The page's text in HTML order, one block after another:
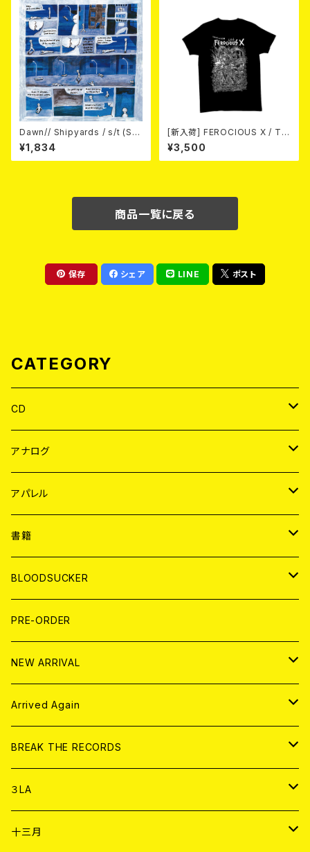
Dawn// Shipyards / s/t (Spl
it) LP＋CD
¥1,834
[新入荷] FEROCIOUS X / T S
HIRT
¥3,500
商品一覧に戻る
保存 シェア LINE ポスト
CATEGORY
CD
JAPAN
WORLD
アナログ
JAPAN
７EP
LP
WORLD
7EP
LP
アパレル
JAPAN
T-shirt
HOOD
WORLD
T-shirt
HOOD
書籍
MAGAZINE
BOLLOCKS
EL ZINE
写真集 (PHOTOBOOK)
BLOODSUCKER
CD
アナログ
アパレル
書籍
DIGITAL CONTENTS
PRE-ORDER
NEW ARRIVAL
CD
アナログ
Arrived Again
CD
アナログ
BREAK THE RECORDS
CD
ANALOG
３LA
CD
十三月